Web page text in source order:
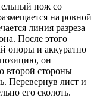
нож со
на ровной
линия разреза
После этого
опоры и аккуратно
он
второй стороны
Перевернув лист и
его сколоть.